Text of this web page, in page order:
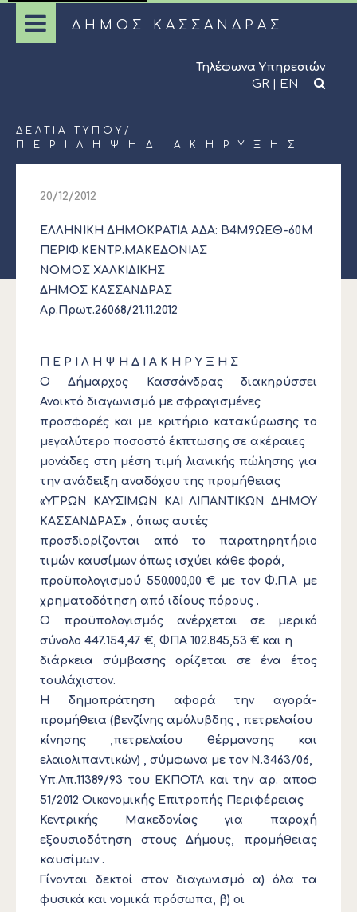
ΔΗΜΟΣ ΚΑΣΣΑΝΔΡΑΣ
Τηλέφωνα Υπηρεσιών
GR | EN
ΔΕΛΤΊΑ ΤΎΠΟΥ /
Π Ε Ρ Ι Λ Η Ψ Η Δ Ι Α Κ Η Ρ Υ Ξ Η Σ
20/12/2012
ΕΛΛΗΝΙΚΗ ΔΗΜΟΚΡΑΤΙΑ ΑΔΑ: Β4Μ9ΩΕΘ-60Μ
ΠΕΡΙΦ.ΚΕΝΤΡ.ΜΑΚΕΔΟΝΙΑΣ
ΝΟΜΟΣ ΧΑΛΚΙΔΙΚΗΣ
ΔΗΜΟΣ ΚΑΣΣΑΝΔΡΑΣ
Αρ.Πρωτ.26068/21.11.2012
Π Ε Ρ Ι Λ Η Ψ Η Δ Ι Α Κ Η Ρ Υ Ξ Η Σ
O Δήμαρχος Κασσάνδρας διακηρύσσει
Ανοικτό διαγωνισμό με σφραγισμένες
προσφορές και με κριτήριο κατακύρωσης το
μεγαλύτερο ποσοστό έκπτωσης σε ακέραιες
μονάδες στη μέση τιμή λιανικής πώλησης για
την ανάδειξη αναδόχου της προμήθειας
«ΥΓΡΩΝ ΚΑΥΣΙΜΩΝ ΚΑΙ ΛΙΠΑΝΤΙΚΩΝ ΔΗΜΟΥ
ΚΑΣΣΑΝΔΡΑΣ» , όπως αυτές
προσδιορίζονται από το παρατηρητήριο
τιμών καυσίμων όπως ισχύει κάθε φορά,
προϋπολογισμού 550.000,00 € με τον Φ.Π.Α με
χρηματοδότηση από ιδίους πόρους .
Ο προϋπολογισμός ανέρχεται σε μερικό
σύνολο 447.154,47 €, ΦΠΑ 102.845,53 € και η
διάρκεια σύμβασης ορίζεται σε ένα έτος
τουλάχιστον.
Η δημοπράτηση αφορά την αγορά-
προμήθεια (βενζίνης αμόλυβδης , πετρελαίου
κίνησης ,πετρελαίου θέρμανσης και
ελαιολιπαντικών) , σύμφωνα με τον Ν.3463/06,
Υπ.Απ.11389/93 του ΕΚΠΟΤΑ και την αρ. αποφ
51/2012 Οικονομικής Επιτροπής Περιφέρειας
Κεντρικής Μακεδονίας για παροχή
εξουσιοδότηση στους Δήμους, προμήθειας
καυσίμων .
Γίνονται δεκτοί στον διαγωνισμό α) όλα τα
φυσικά και νομικά πρόσωπα, β) οι